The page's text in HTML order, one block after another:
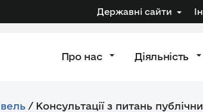
Державні сайти
Про нас Діяльність
/ Консультації з питань